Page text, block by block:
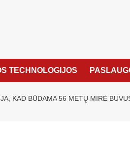
TECHNOLOGIJOS
KAD BŪDAMA 56 METŲ MIRĖ